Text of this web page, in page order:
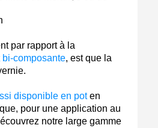
par rapport à la
bi-composante, est que la
disponible en poten
pour une application au
notre large gamme